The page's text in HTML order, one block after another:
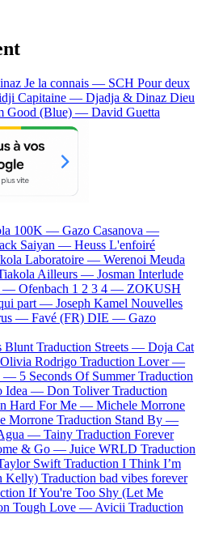
Je la connais — SCH Pour deux
Capitaine — Djadja & Dinaz Dieu
Good (Blue) — David Guetta
100K — Gazo Casanova —
Saiyan — Heuss L'enfoiré
Laboratoire — Werenoi Meuda
Ailleurs — Josman Interlude
— Ofenbach 1 2 3 4 — ZOKUSH
part — Joseph Kamel Nouvelles
— Favé (FR) DIE — Gazo
Blunt Traduction Streets — Doja Cat
Olivia Rodrigo Traduction Lover —
— 5 Seconds Of Summer Traduction
Idea — Don Toliver Traduction
Hard For Me — Michele Morrone
Morrone Traduction Stand By —
— Tainy Traduction Forever
& Go — Juice WRLD Traduction
Swift Traduction I Think I’m
Kelly) Traduction bad vibes forever
If You're Too Shy (Let Me
Tough Love — Avicii Traduction